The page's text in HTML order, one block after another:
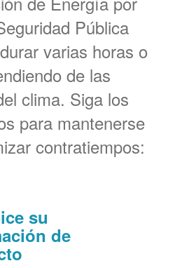
Pública
varias horas o
de las
clima. Siga los
para mantenerse
contratiempos:
su
de